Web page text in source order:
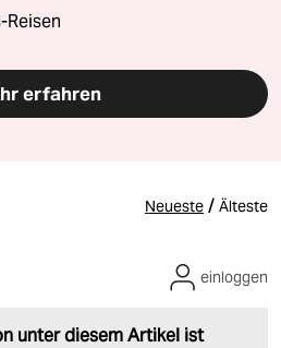
Reisen
erfahren
Neueste / Älteste
unter diesem Artikel ist
einloggen